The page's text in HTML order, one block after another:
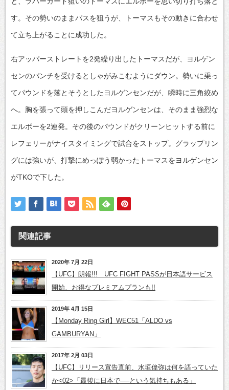
す。その勢いのままパスを狙うが、トーマスもその動きに合わせ
て立ち上がることに成功した。
右アッパーストレートを2発繰り出したトーマスだが、ヨルゲン
センのパンチを受けるとしゃがみこむようにダウン。勢いに乗っ
てパウンドを落とそうとしたヨルゲンセンだが、瞬時に三角絞め
へ。胸を張って頭を押しこんだヨルゲンセンは、そのまま強烈な
エルボーを2連発。その後のパウンドがクリーンヒットする前に
レフェリーがナイスタイミングで試合をストップ。グラップリン
グには強いが、打撃にめっぽう弱かったトーマスをヨルゲンセン
がTKOで下した。
関連記事
2020年 7月 22日
【UFC】朗報!!! UFC FIGHT PASSが日本語サービス
開始、お得なプレミアムプランも!!
2019年 4月 15日
【Monday Ring Girl】WEC51「ALDO vs
GAMBURYAN」
2017年 2月 03日
【UFC】リリース宣告直前、水垣偉弥は何を語っていた
か<02>「最後に日本で──という気持ちもある」